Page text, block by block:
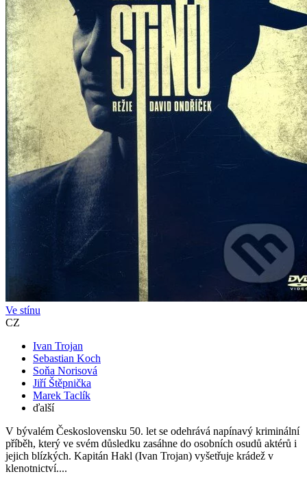
Ve stínu
CZ
Ivan Trojan
Sebastian Koch
Soňa Norisová
Jiří Štěpnička
Marek Taclík
ďalší
V bývalém Československu 50. let se odehrává napínavý kriminální
příběh, který ve svém důsledku zasáhne do osobních osudů aktérů i
jejich blízkých. Kapitán Hakl (Ivan Trojan) vyšetřuje krádež v
klenotnictví....